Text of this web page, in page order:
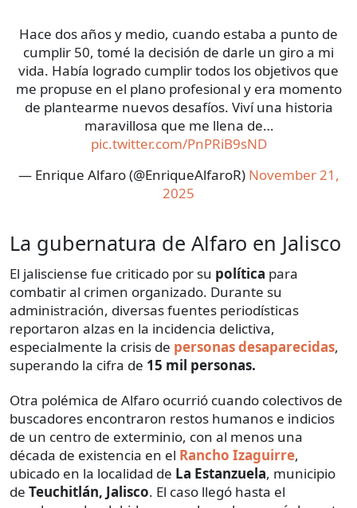
Hace dos años y medio, cuando estaba a punto de
cumplir 50, tomé la decisión de darle un giro a mi
vida. Había logrado cumplir todos los objetivos que
me propuse en el plano profesional y era momento
de plantearme nuevos desafíos. Viví una historia
maravillosa que me llena de…
pic.twitter.com/PnPRiB9sND
— Enrique Alfaro (@EnriqueAlfaroR) November 21,
2025
La gubernatura de Alfaro en Jalisco
El jalisciense fue criticado por su política para
combatir al crimen organizado. Durante su
administración, diversas fuentes periodísticas
reportaron alzas en la incidencia delictiva,
especialmente la crisis de personas desaparecidas,
superando la cifra de 15 mil personas.
Otra polémica de Alfaro ocurrió cuando colectivos de
buscadores encontraron restos humanos e indicios
de un centro de exterminio, con al menos una
década de existencia en el Rancho Izaguirre,
ubicado en la localidad de La Estanzuela, municipio
de Teuchitlán, Jalisco. El caso llegó hasta el